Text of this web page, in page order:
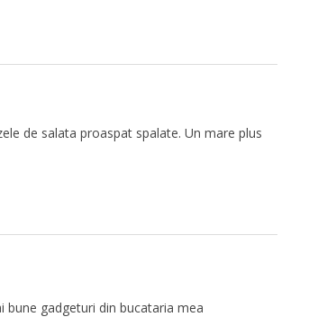
de salata proaspat spalate. Un mare plus
gadgeturi din bucataria mea